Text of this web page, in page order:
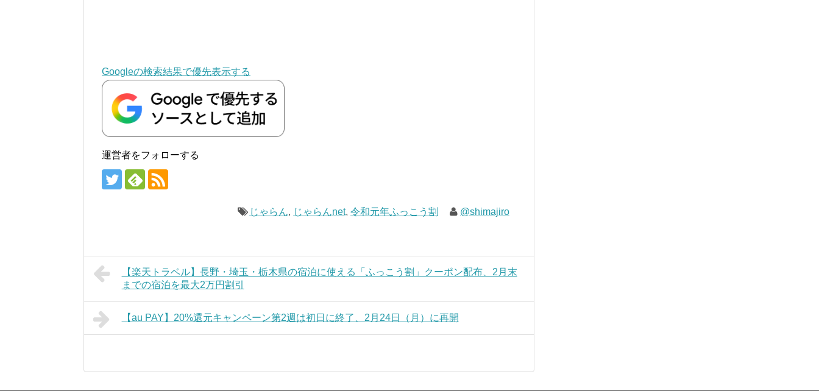
Googleの検索結果で優先表示する
運営者をフォローする
じゃらん, じゃらんnet,令和元年ふっこう割 @shimajiro
【楽天トラベル】長野・埼玉・栃木県の宿泊に使える「ふっこう割」クーポン配布、2月末
までの宿泊を最大2万円割引
【au PAY】20%還元キャンペーン第2週は初日に終了、2月24日（月）に再開